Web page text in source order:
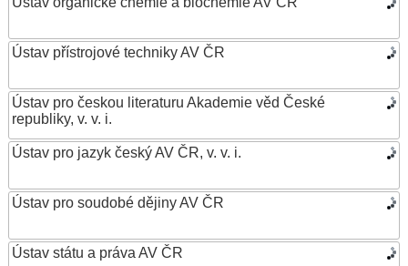
Ústav přístrojové techniky AV ČR
Ústav pro českou literaturu Akademie věd České
republiky, v. v. i.
Ústav pro jazyk český AV ČR, v. v. i.
Ústav pro soudobé dějiny AV ČR
Ústav státu a práva AV ČR